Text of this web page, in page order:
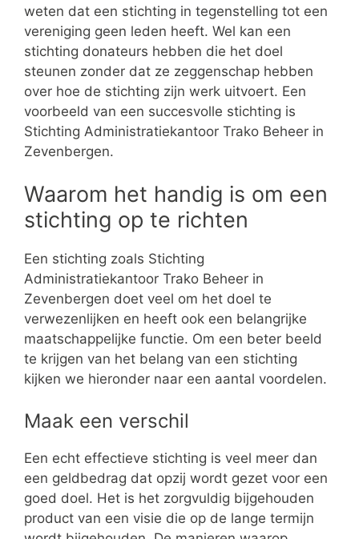
weten dat een stichting in tegenstelling tot een
vereniging geen leden heeft. Wel kan een
stichting donateurs hebben die het doel
steunen zonder dat ze zeggenschap hebben
over hoe de stichting zijn werk uitvoert. Een
voorbeeld van een succesvolle stichting is
Stichting Administratiekantoor Trako Beheer in
Zevenbergen.
Waarom het handig is om een
stichting op te richten
Een stichting zoals Stichting
Administratiekantoor Trako Beheer in
Zevenbergen doet veel om het doel te
verwezenlijken en heeft ook een belangrijke
maatschappelijke functie. Om een beter beeld
te krijgen van het belang van een stichting
kijken we hieronder naar een aantal voordelen.
Maak een verschil
Een echt effectieve stichting is veel meer dan
een geldbedrag dat opzij wordt gezet voor een
goed doel. Het is het zorgvuldig bijgehouden
product van een visie die op de lange termijn